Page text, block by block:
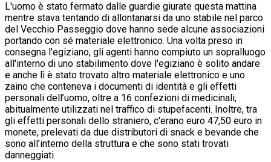
L'uomo è stato fermato dalle guardie giurate questa mattina
mentre stava tentando di allontanarsi da uno stabile nel parco
del Vecchio Passeggio dove hanno sede alcune associazioni
portando con sé materiale elettronico. Una volta preso in
consegna l'egiziano, gli agenti hanno compiuto un sopralluogo
all'interno di uno stabilimento dove l'egiziano è solito andare
e anche lì è stato trovato altro materiale elettronico e uno
zaino che conteneva i documenti di identità e gli effetti
personali dell’uomo, oltre a 16 confezioni di medicinali,
abitualmente utilizzati nel traffico di stupefacenti. Inoltre, tra
gli effetti personali dello straniero, c'erano euro 47,50 euro in
monete, prelevati da due distributori di snack e bevande che
sono all'interno della struttura e che sono stati trovati
danneggiati.